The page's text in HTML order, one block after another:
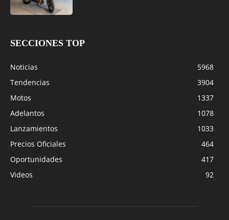
SECCIONES TOP
Noticias
5968
Tendencias
3904
Motos
1337
Adelantos
1078
Lanzamientos
1033
Precios Oficiales
464
Oportunidades
417
Videos
92